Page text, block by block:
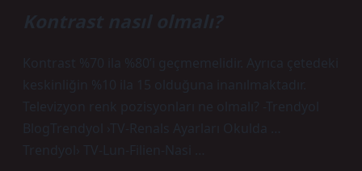
Kontrast nasıl olmalı?
Kontrast %70 ila %80’i geçmemelidir. Ayrıca çetedeki
keskinliğin %10 ila 15 olduğuna inanılmaktadır.
Televizyon renk pozisyonları ne olmalı? -Trendyol
BlogTrendyol ›TV-Renals Ayarları Okulda …
Trendyol› TV-Lun-Filien-Nasi …